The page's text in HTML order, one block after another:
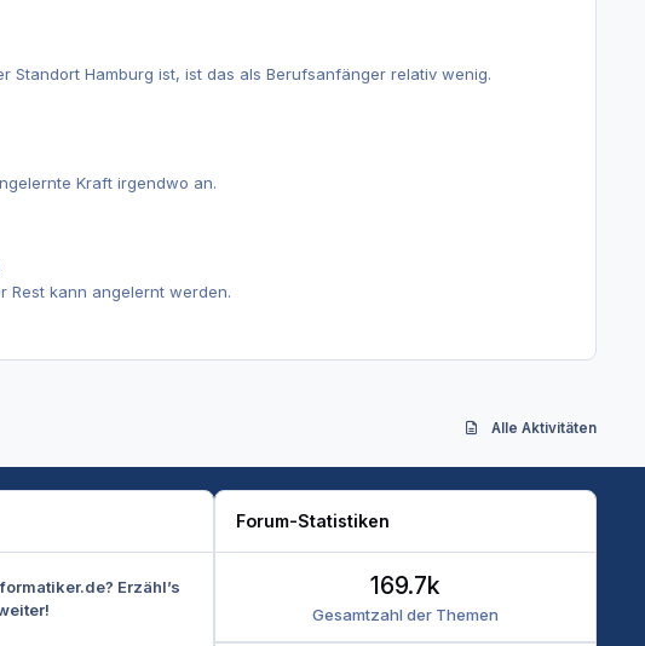
Hamburg ist, ist das als Berufsanfänger relativ wenig.
Kraft irgendwo an.
Rest kann angelernt werden.
Alle Aktivitäten
Erzähl’s
Forum-Statistiken
Gesamtzahl der Themen
169.7k